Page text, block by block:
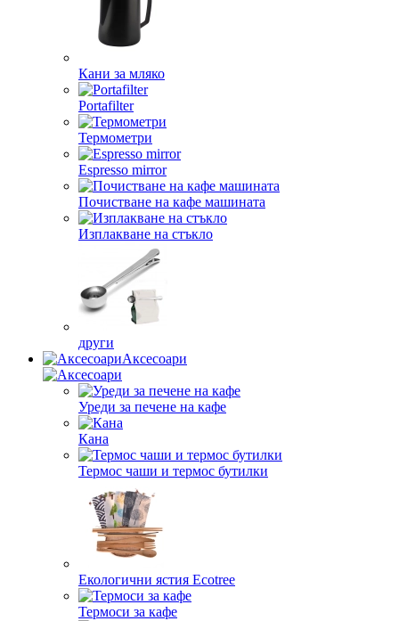
Кани за мляко
Portafilter
Термометри
Espresso mirror
Почистване на кафе машината
Изплакване на стъкло
други
Аксесоари
Уреди за печене на кафе
Кана
Термос чаши и термос бутилки
Екологични ястия Ecotree
Термоси за кафе